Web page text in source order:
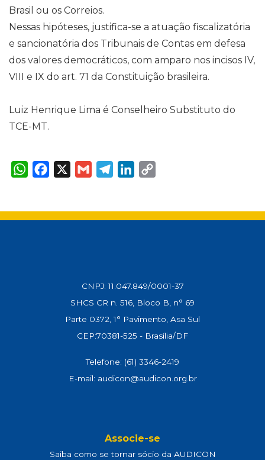
Brasil ou os Correios.
Nessas hipóteses, justifica-se a atuação fiscalizatória
e sancionatória dos Tribunais de Contas em defesa
dos valores democráticos, com amparo nos incisos IV,
VIII e IX do art. 71 da Constituição brasileira.
Luiz Henrique Lima é Conselheiro Substituto do
TCE-MT.
W
h
A
p
F
a
o
o
X
G
m
T
e
r
a
L
d
I
i
n
CNPJ: 11.047.849/0001-37
SHCS CR n. 516, Bloco B, n° 69
Parte 0372, 1° Pavimento, Asa Sul
CEP:70381-525 - Brasília/DF
Telefone: (61) 3346-2419
E-mail: audicon@audicon.org.br
Associe-se
Saiba como se tornar sócio da AUDICON